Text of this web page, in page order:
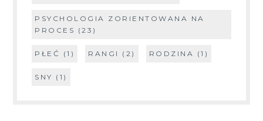
PSYCHOLOGIA ZORIENTOWANA NA
PROCES (23)
PŁEĆ (1) RANGI (2) RODZINA (1)
SNY (1)